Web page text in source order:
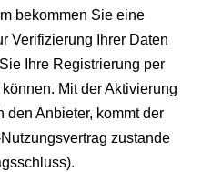
bekommen Sie eine
Verifizierung Ihrer Daten
Ihre Registrierung per
Mit der Aktivierung
den Anbieter, kommt der
zustande